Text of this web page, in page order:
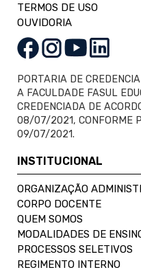
TERMOS DE USO
OUVIDORIA
PORTARIA DE
A FACULDADE FASUL
CREDENCIADA DE
08/07/2021, CONFORME
09/07/2021.
INSTITUCIONAL
ORGANIZAÇÃO
CORPO DOCENTE
QUEM SOMOS
MODALIDADES DE
PROCESSOS SELETIVOS
REGIMENTO INTERNO